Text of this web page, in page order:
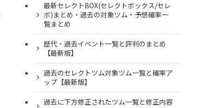
最新セレクトBOX(セレクトボックス/セレ
ボ)まとめ・過去の対象ツム・予想確率一
覧まとめ
歴代・過去イベント一覧と評判のまとめ
【最新版】
過去のセレクトツム対象ツム一覧と確率ア
ップ【最新版】
過去に下方修正されたツム一覧と修正内容